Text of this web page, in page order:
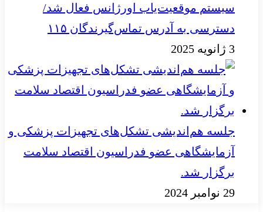
سیستم موقعیت‌یاب اورژانس فعال شد/
دسترسی به آدرس تماس‌گیرندگان ۱۱۵
3 ژانویه 2025
جلسه هم‌اندیشی تشکل‌های تجهیزات پزشکی و
آزمایشگاهی عضو فدراسیون اقتصاد سلامت
برگزار شد.
29 نوامبر 2024